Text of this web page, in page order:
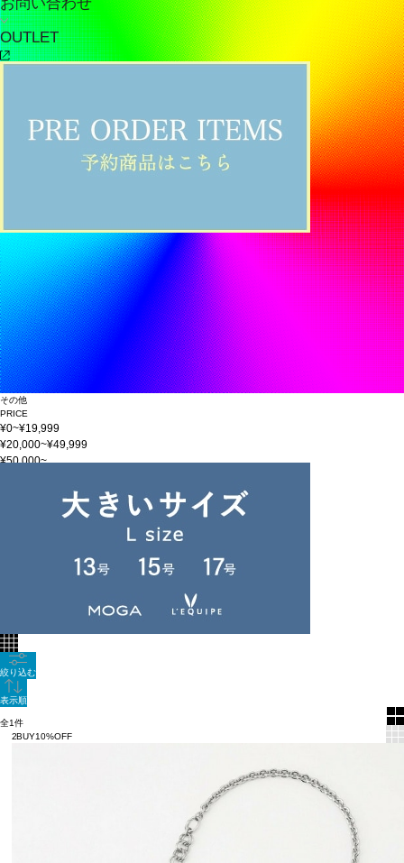
OUTLET
その他
PRICE
¥0~¥19,999
¥20,000~¥49,999
¥50,000~
在庫なしを含む
この条件で検索
【RECOMMEND AUTUMN STYLING IDEAS】
絞り込む
表示順
全1件
2BUY10%OFF